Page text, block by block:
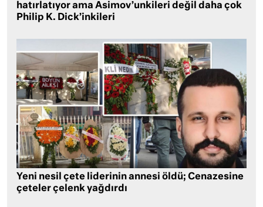
hatırlatıyor ama Asimov’unkileri değil daha çok
Philip K. Dick’inkileri
Yeni nesil çete liderinin annesi öldü; Cenazesine
çeteler çelenk yağdırdı